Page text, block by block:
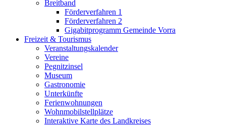
Breitband
Förderverfahren 1
Förderverfahren 2
Gigabitprogramm Gemeinde Vorra
Freizeit & Tourismus
Veranstaltungskalender
Vereine
Pegnitzinsel
Museum
Gastronomie
Unterkünfte
Ferienwohnungen
Wohnmobilstellplätze
Interaktive Karte des Landkreises